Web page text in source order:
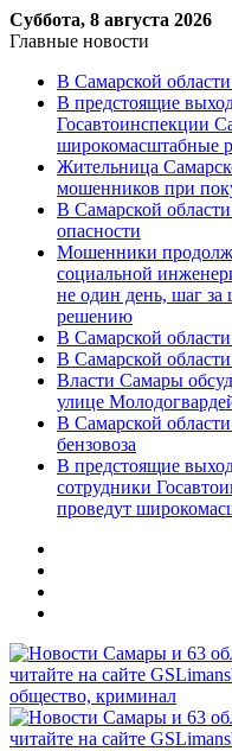
Суббота, 8 августа 2026
Главные новости
В Самарской
В предстоящие
Госавтоинспекции
широкомасштабные
Жительница
мошенников при
В Самарской
опасности
Мошенники
социальной
не один день, шаг
решению
В Самарской области
В Самарской
Власти Самары
улице
В Самарской
бензовоза
В предстоящие
сотрудники
проведут
Меню